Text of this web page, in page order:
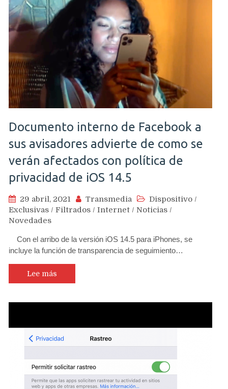
Documento interno de Facebook a
sus avisadores advierte de como se
verán afectados con política de
privacidad de iOS 14.5
29 abril, 2021 Transmedia Dispositivo /
Exclusivas / Filtrados / Internet / Noticias /
Novedades
Con el arribo de la versión iOS 14.5 para iPhones, se
incluye la función de transparencia de seguimiento…
Lee más